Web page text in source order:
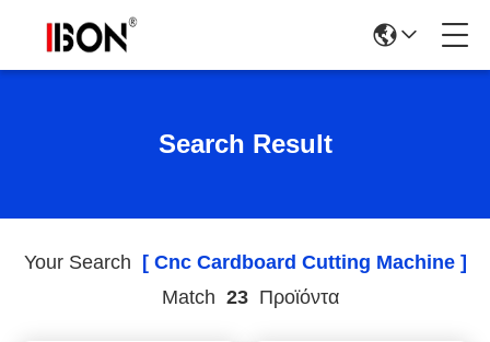
Search Result
Your Search [ Cnc Cardboard Cutting Machine ]
Match 23 Προϊόντα